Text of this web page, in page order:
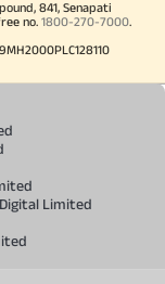
841, Senapati
no. 1800-270-7000.
Limited